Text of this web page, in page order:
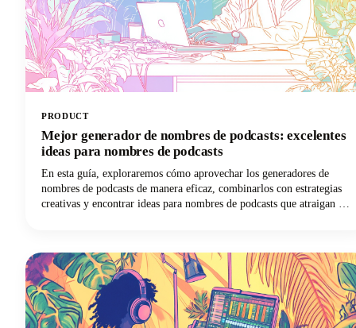
PRODUCT
Mejor generador de nombres de podcasts: excelentes
ideas para nombres de podcasts
En esta guía, exploraremos cómo aprovechar los generadores de
nombres de podcasts de manera eficaz, combinarlos con estrategias
creativas y encontrar ideas para nombres de podcasts que atraigan a
tu programa como para los nombres de los episodios individuales.